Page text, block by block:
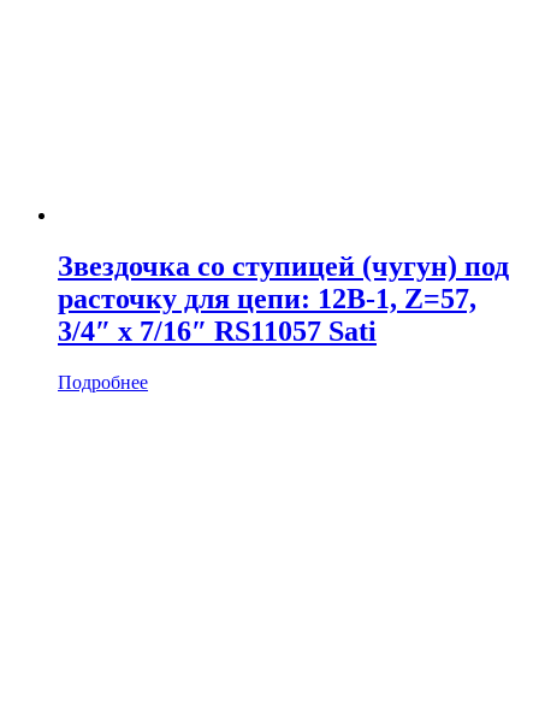
Звездочка со ступицей (чугун) под
расточку для цепи: 12B-1, Z=57,
3/4″ x 7/16″ RS11057 Sati
Подробнее